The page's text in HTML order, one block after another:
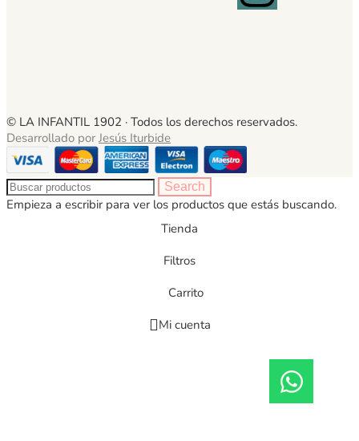
© LA INFANTIL 1902 · Todos los derechos reservados.
Desarrollado por Jesús Iturbide
Search
Empieza a escribir para ver los productos que estás buscando.
Tienda
Filtros
Carrito
Mi cuenta